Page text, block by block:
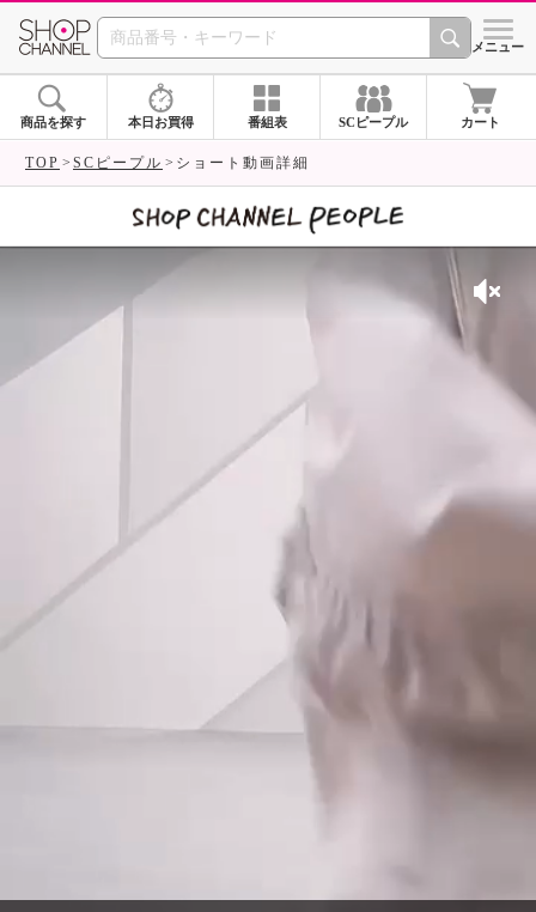
SHOP CHANNEL シメニュー
商品を探す 本日お買得 番組表 SCピープル カート
TOP SCピープル ショート動画詳細